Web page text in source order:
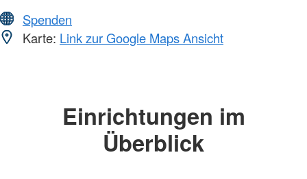
Spenden
Karte: Link zur Google Maps Ansicht
Einrichtungen im
Überblick